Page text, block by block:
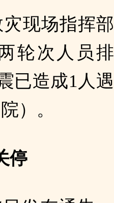
现场指挥部
轮次人员排
已造成1人遇
）。
停